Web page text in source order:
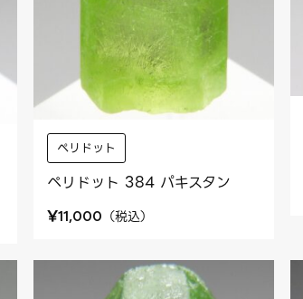
ペリドット
ペリドット 384 パキスタン
¥11,000 （税込）